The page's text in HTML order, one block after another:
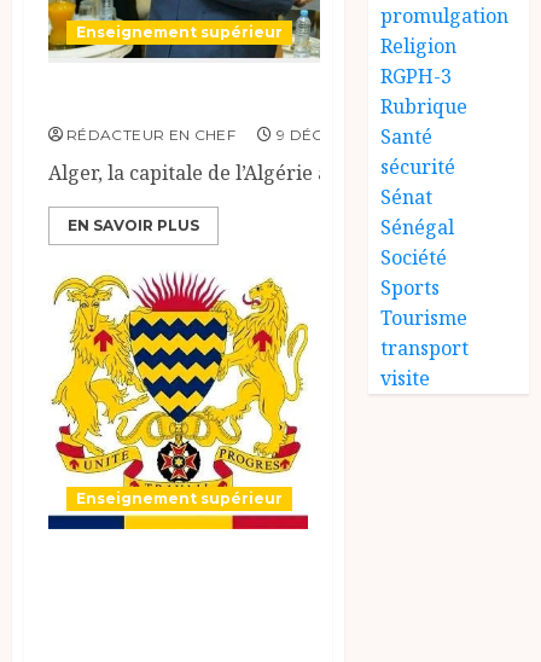
Enseignement supérieur
Séjour_du_Ministre_d_État_À_Alger
RÉDACTEUR EN CHEF 9 DÉCEMBRE 2025
Alger, la capitale de l’Algérie a accueilli du 06...
EN SAVOIR PLUS
Enseignement supérieur
promulgation
Religion
RGPH-3
Rubrique
Santé
sécurité
Sénat
Sénégal
Société
Sports
Tourisme
transport
visite